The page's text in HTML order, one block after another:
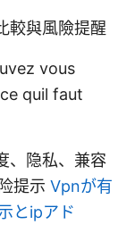
較與風險提醒
vous
quil faut
、隐私、兼容
提示 Vpnが有
とipアド